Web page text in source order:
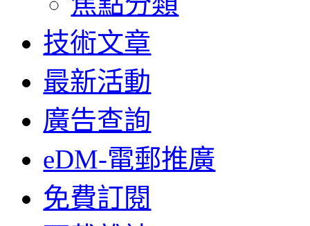
技術文章
最新活動
廣告查詢
eDM-電郵推廣
免費訂閱